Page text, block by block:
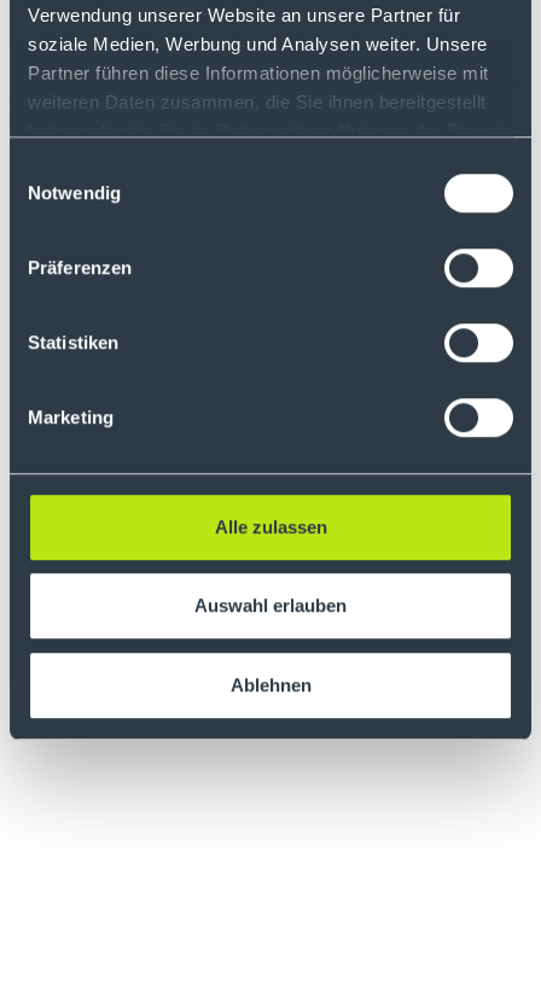
Verwendung unserer Website an unsere Partner für
soziale Medien, Werbung und Analysen weiter. Unsere
Partner führen diese Informationen möglicherweise mit
weiteren Daten zusammen, die Sie ihnen bereitgestellt
Notwendig
Präferenzen
Statistiken
Marketing
Alle zulassen
Auswahl erlauben
Ablehnen